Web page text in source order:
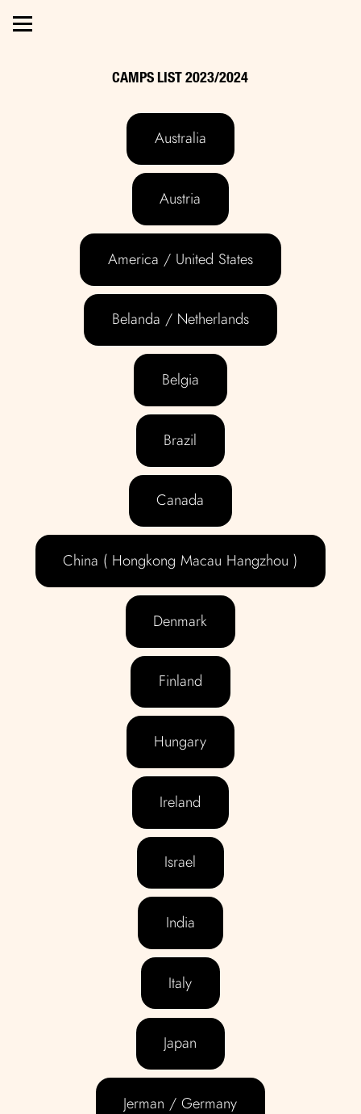
CAMPS LIST 2023/2024
Australia
Austria
America / United States
Belanda / Netherlands
Belgia
Brazil
Canada
China ( Hongkong Macau Hangzhou )
Denmark
Finland
Hungary
Ireland
Israel
India
Italy
Japan
Jerman / Germany